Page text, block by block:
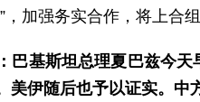
，加强务实合作，将上合
巴基斯坦总理夏巴兹今
美伊随后也予以证实。中